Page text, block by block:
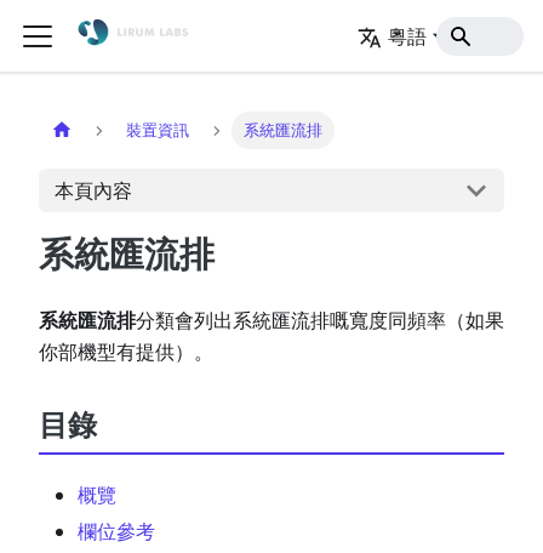
粵語 主頁
裝置資訊 系統匯流排
本頁內容
系統匯流排
系統匯流排分類會列出系統匯流排嘅寬度同頻率（如果
你部機型有提供）。
目錄
概覽
欄位參考